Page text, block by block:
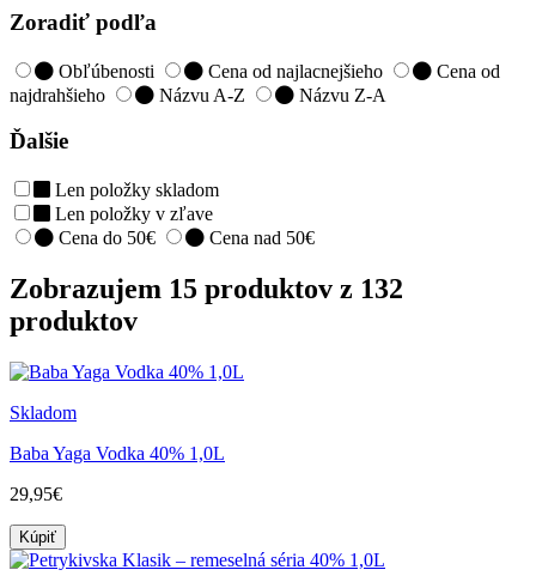
Zoradiť podľa
Obľúbenosti Cena od najlacnejšieho
Cena od
najdrahšieho
Názvu A-Z Názvu Z-A
Ďalšie
Len položky skladom
Len položky v zľave
Cena do 50€
Cena nad 50€
Zobrazujem 15 produktov z 132
produktov
Skladom
Baba Yaga Vodka 40% 1,0L
29,95€
Kúpiť